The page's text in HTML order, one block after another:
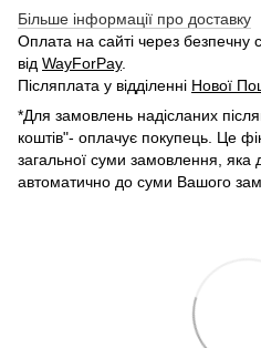
Більше інформації про доставку
Оплата на сайті через безпечну
від WayForPay.
Післяплата у відділенні Нової
*Для замовлень надісланих
коштів"- оплачує покупець. Це
загальної суми замовлення,
автоматично до суми Вашого